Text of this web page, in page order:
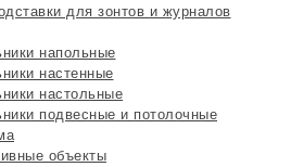
для зонтов и журналов
напольные
настенные
настольные
подвесные и потолочные
объекты